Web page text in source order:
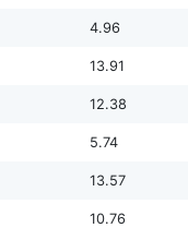
4.96
13.91
12.38
5.74
13.57
10.76